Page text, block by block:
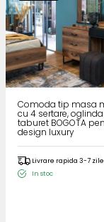
Comoda tip masa
cu 4 sertare,
taburet BOGOTA
design luxury
Livrare rapida 3-7 zile
In stoc